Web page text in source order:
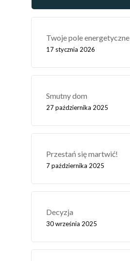
Twoje pole energetyczne
17 stycznia 2026
Smutny dom
27 października 2025
Przestań się martwić!
7 października 2025
Decyzja
30 września 2025